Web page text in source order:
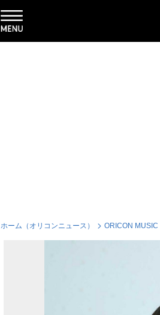
ホーム（オリコンニュース） ORICON MUSIC